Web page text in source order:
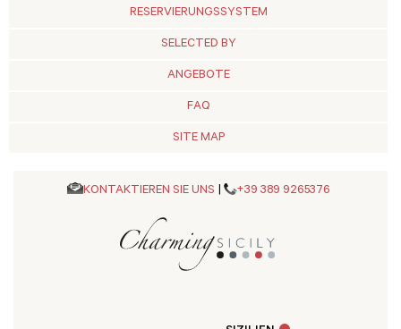
RESERVIERUNGSSYSTEM
SELECTED BY
ANGEBOTE
FAQ
SITE MAP
KONTAKTIEREN SIE UNS | +39 389 9265376